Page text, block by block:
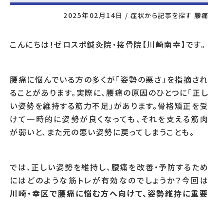
2025年02月14日 / 症状から記事を探す 腰痛
こんにちは！ゼロスポ鍼灸院・接骨院【川崎南幸】です。
腰痛に悩んでいる方の多くが「姿勢の悪さ」を指摘され
ることがあります。実際に、腰痛の原因のひとつに「正し
い姿勢を維持する筋力不足」があります。骨格矯正を受
けて一時的に姿勢が良くなっても、それを支える筋肉
が弱いと、また元の悪い姿勢に戻ってしまうことも。
では、正しい姿勢を維持し、腰痛を改善・予防するため
にはどのような筋トレが有効なのでしょうか？今回は
川崎・幸区で腰痛に悩む方へ向けて、姿勢維持に重要